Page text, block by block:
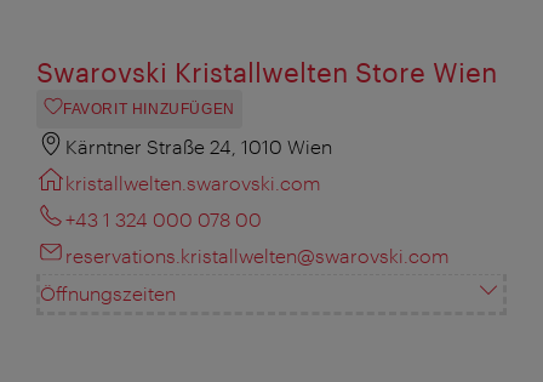
Swarovski Kristallwelten Store Wien
FAVORIT HINZUFÜGEN
Kärntner Straße 24, 1010 Wien
kristallwelten.swarovski.com
+43 1 324 000 078 00
reservations.kristallwelten@swarovski.com
Öffnungszeiten